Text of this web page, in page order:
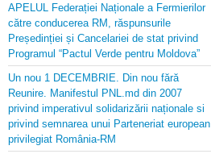
APELUL Federației Naționale a Fermierilor
către conducerea RM, răspunsurile
Președinției și Cancelariei de stat privind
Programul “Pactul Verde pentru Moldova”
Un nou 1 DECEMBRIE. Din nou fără
Reunire. Manifestul PNL.md din 2007
privind imperativul solidarizării naționale si
privind semnarea unui Parteneriat european
privilegiat România-RM